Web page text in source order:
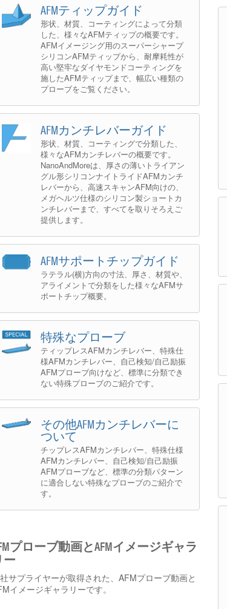
AFMティップガイド
形状、材質、コーティングによって分類
した、様々なAFMティップの概要です。
AFMイメージング用のスーパーシャープ
シリコンAFMティップから、耐摩耗性が
高い堅牢なダイヤモンドコーティングを
施したAFMティップまで、幅広い種類の
プローブをご覧ください。
AFMカンチレバーガイド
形状、材質、コーティングで分類した、
様々なAFMカンチレバーの概要です。
NanoAndMoreは、厚さの薄いトライアン
グル形シリコンナイトライドAFMカンチ
レバーから、高速スキャンAFM向けの、
メガヘルツ仕様のシリコン製ショートカ
ンチレバーまで、すべてを取りそろえご
提供します。
AFMサポートチップガイド
ラテラル(横)方向の寸法、厚さ、材質や、
アライメントで分類をした様々なAFMサ
ポートチップ概要。
特殊なプローブ
ティップレスAFMカンチレバー、特殊仕
様AFMカンチレバー、自己検知/自己励振
AFMプローブ向けなど、標準に分類でき
ない特殊プローブのご紹介です。
その他AFMカンチレバーに
ついて
チップレスAFMカンチレバー、特殊仕様
AFMカンチレバー、自己検知/自己励振
AFMプローブなど、標準の分類パターン
に適合しない特殊なプローブのご紹介で
す。
プローブ動画とAFMイメージギャラ
サプライヤーが取得された、AFMプローブ動画と
イメージギャラリーです。